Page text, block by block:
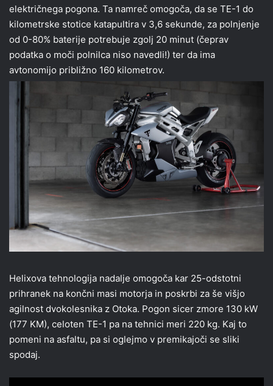
električnega pogona. Ta namreč omogoča, da se TE-1 do
kilometrske stotice katapultira v 3,6 sekunde, za polnjenje
od 0-80% baterije potrebuje zgolj 20 minut (čeprav
podatka o moči polnilca niso navedli!) ter da ima
avtonomijo približno 160 kilometrov.
Helixova tehnologija nadalje omogoča kar 25-odstotni
prihranek na končni masi motorja in poskrbi za še višjo
agilnost dvokolesnika z Otoka. Pogon sicer zmore 130 kW
(177 KM), celoten TE-1 pa na tehnici meri 220 kg. Kaj to
pomeni na asfaltu, pa si oglejmo v premikajoči se sliki
spodaj.